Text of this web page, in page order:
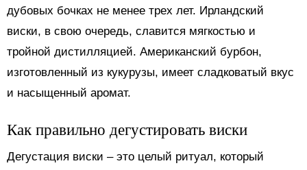
дубовых бочках не менее трех лет. Ирландский
виски, в свою очередь, славится мягкостью и
тройной дистилляцией. Американский бурбон,
изготовленный из кукурузы, имеет сладковатый вкус
и насыщенный аромат.
Как правильно дегустировать виски
Дегустация виски – это целый ритуал, который